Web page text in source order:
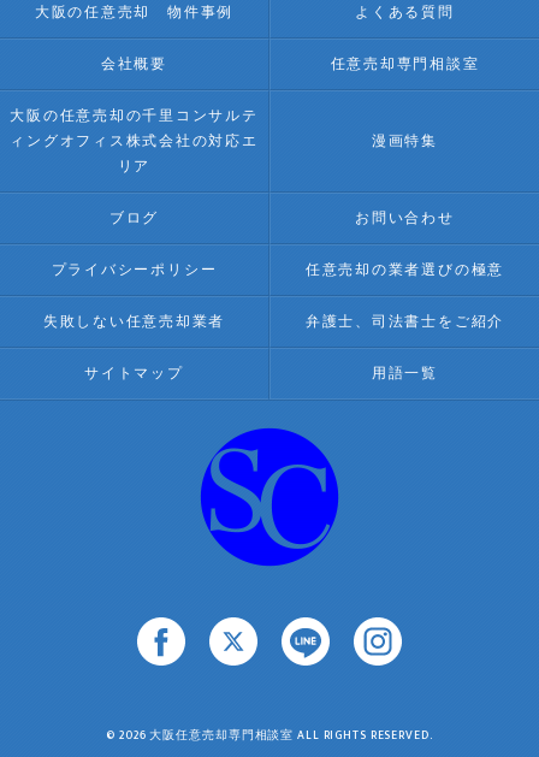
大阪の任意売却 物件事例 よくある質問
会社概要 任意売却専門相談室
大阪の任意売却の千里コンサルテ
ィングオフィス株式会社の対応エ
リア
漫画特集
ブログ お問い合わせ
プライバシーポリシー 任意売却の業者選びの極意
失敗しない任意売却業者 弁護士、司法書士をご紹介
サイトマップ 用語一覧
© 2026 大阪任意売却専門相談室 ALL RIGHTS RESERVED.